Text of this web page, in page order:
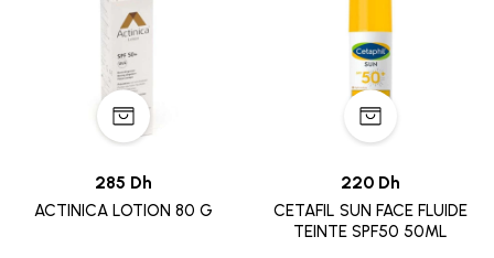
285 Dh
ACTINICA LOTION 80 G
220 Dh
CETAFIL SUN FACE FLUIDE
TEINTE SPF50 50ML